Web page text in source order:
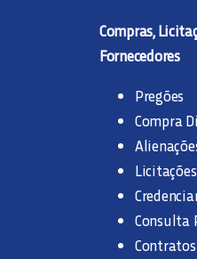
PERGUNTAS FREQUENTES
SERVIÇO DE
TROCA DE REDES
Compras,
Fornecedores
Pregões
Compra
Licitações
Consulta
Contratos